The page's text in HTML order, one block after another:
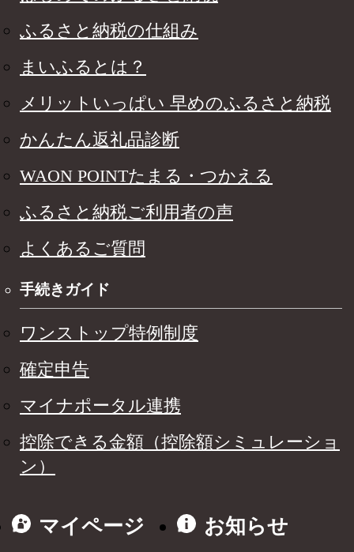
ふるさと納税の仕組み
まいふるとは？
メリットいっぱい 早めのふるさと納税
かんたん返礼品診断
WAON POINTたまる・つかえる
ふるさと納税ご利用者の声
よくあるご質問
手続きガイド
ワンストップ特例制度
確定申告
マイナポータル連携
控除できる金額（控除額シミュレーショ
ン）
マイページ
お知らせ